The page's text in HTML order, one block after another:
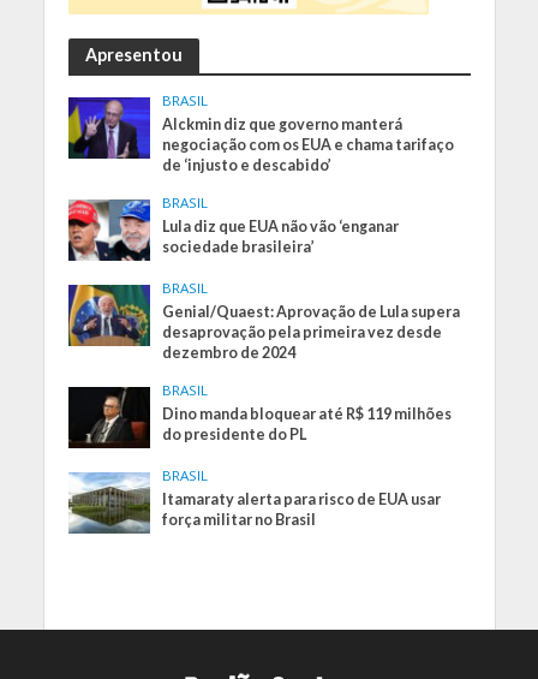
Apresentou
BRASIL
Alckmin diz que governo manterá
negociação com os EUA e chama tarifaço
de ‘injusto e descabido’
BRASIL
Lula diz que EUA não vão ‘enganar
sociedade brasileira’
BRASIL
Genial/Quaest: Aprovação de Lula supera
desaprovação pela primeira vez desde
dezembro de 2024
BRASIL
Dino manda bloquear até R$ 119 milhões
do presidente do PL
BRASIL
Itamaraty alerta para risco de EUA usar
força militar no Brasil